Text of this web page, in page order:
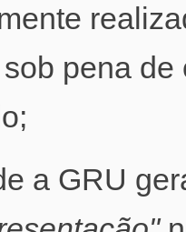
pena
a GRU